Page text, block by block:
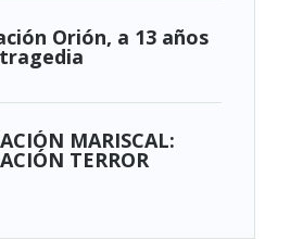
Orión, a 13 años
MARISCAL:
TERROR